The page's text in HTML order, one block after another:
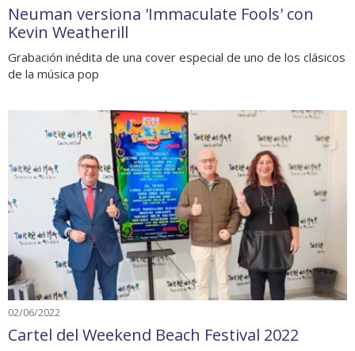
Neuman versiona 'Immaculate Fools' con
Kevin Weatherill
Grabación inédita de una cover especial de uno de los clásicos
de la música pop
02/06/2022
Cartel del Weekend Beach Festival 2022